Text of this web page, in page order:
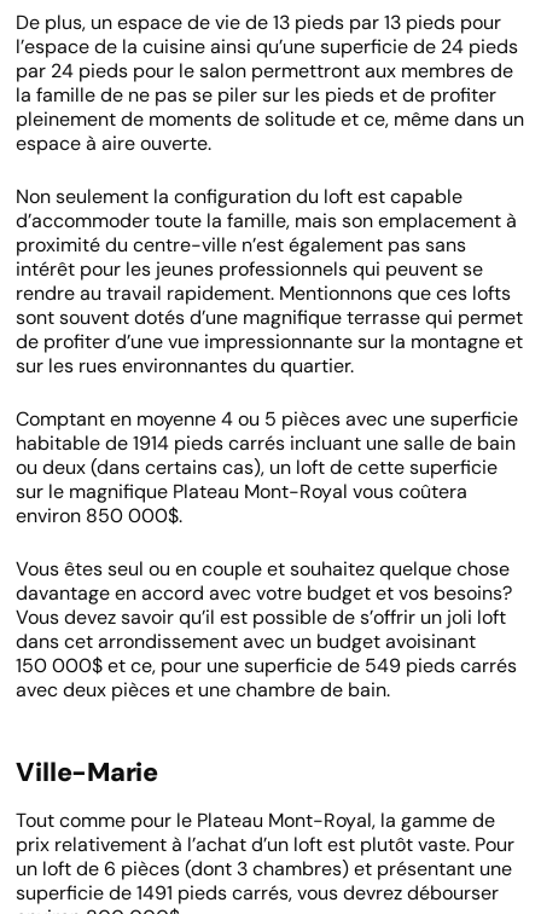
De plus, un espace de vie de 13 pieds par 13 pieds pour
l’espace de la cuisine ainsi qu’une superficie de 24 pieds
par 24 pieds pour le salon permettront aux membres de
la famille de ne pas se piler sur les pieds et de profiter
pleinement de moments de solitude et ce, même dans un
espace à aire ouverte.
Non seulement la configuration du loft est capable
d’accommoder toute la famille, mais son emplacement à
proximité du centre-ville n’est également pas sans
intérêt pour les jeunes professionnels qui peuvent se
rendre au travail rapidement. Mentionnons que ces lofts
sont souvent dotés d’une magnifique terrasse qui permet
de profiter d’une vue impressionnante sur la montagne et
sur les rues environnantes du quartier.
Comptant en moyenne 4 ou 5 pièces avec une superficie
habitable de 1914 pieds carrés incluant une salle de bain
ou deux (dans certains cas), un loft de cette superficie
sur le magnifique Plateau Mont-Royal vous coûtera
environ 850 000$.
Vous êtes seul ou en couple et souhaitez quelque chose
davantage en accord avec votre budget et vos besoins?
Vous devez savoir qu’il est possible de s’offrir un joli loft
dans cet arrondissement avec un budget avoisinant
150 000$ et ce, pour une superficie de 549 pieds carrés
avec deux pièces et une chambre de bain.
Ville-Marie
Tout comme pour le Plateau Mont-Royal, la gamme de
prix relativement à l’achat d’un loft est plutôt vaste. Pour
un loft de 6 pièces (dont 3 chambres) et présentant une
superficie de 1491 pieds carrés, vous devrez débourser